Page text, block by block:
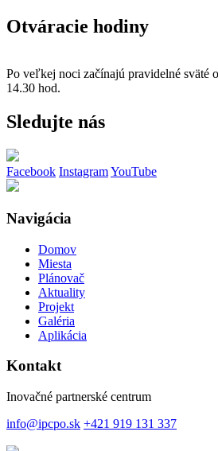
Otváracie hodiny
Po veľkej noci začínajú pravidelné sväté
14.30 hod.
Sledujte nás
Facebook InstagramYouTube
Navigácia
Domov
Miesta
Plánovač
Aktuality
Projekt
Galéria
Aplikácia
Kontakt
Inovačné partnerské centrum
info@ipcpo.sk +421 919 131 337